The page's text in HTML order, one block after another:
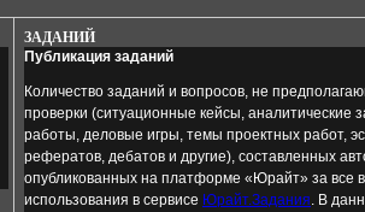
ЗАДАНИЙ
Публикация заданий
Количество заданий и вопросов, не
проверки (ситуационные кейсы, аналитические
работы, деловые игры, темы проектных работ,
рефератов, дебатов и другие), составленных
опубликованных на платформе «Юрайт» за все
использования в сервисе Юрайт.Задания. В